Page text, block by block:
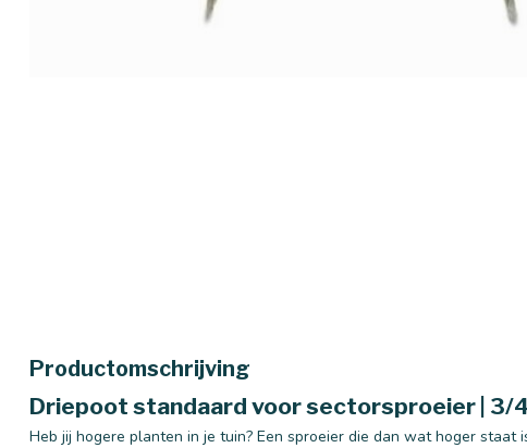
Productomschrijving
Driepoot standaard voor sectorsproeier | 3/
Heb jij hogere planten in je tuin? Een sproeier die dan wat hoger staat